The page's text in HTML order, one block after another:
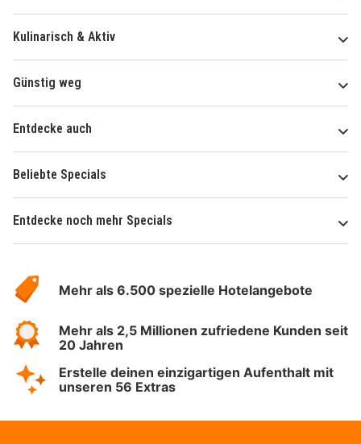
Kulinarisch & Aktiv
Günstig weg
Entdecke auch
Beliebte Specials
Entdecke noch mehr Specials
Hotelspecials
Mehr als 6.500 spezielle Hotelangebote
Mehr als 2,5 Millionen zufriedene Kunden seit
20 Jahren
Erstelle deinen einzigartigen Aufenthalt mit
unseren 56 Extras